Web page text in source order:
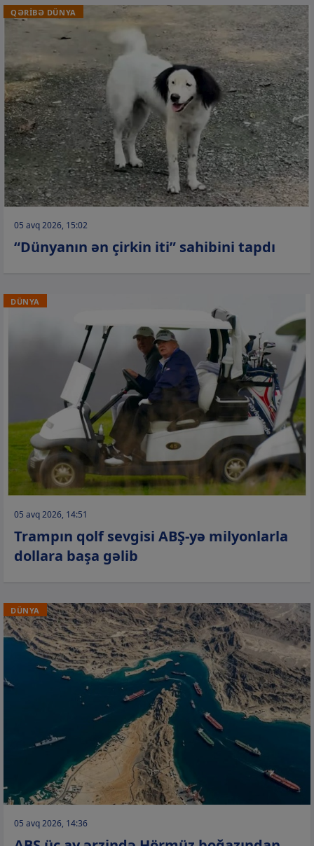
QƏRİBƏ DÜNYA
05 avq 2026, 15:02
“Dünyanın ən çirkin iti” sahibini tapdı
DÜNYA
05 avq 2026, 14:51
Trampın qolf sevgisi ABŞ-yə milyonlarla
dollara başa gəlib
DÜNYA
05 avq 2026, 14:36